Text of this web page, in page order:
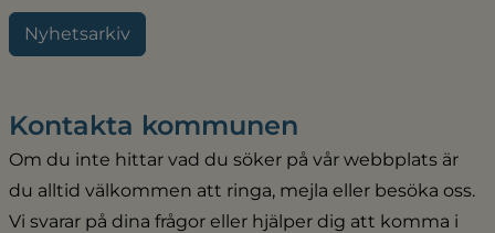
Nyhetsarkiv
Kontakta kommunen
Om du inte hittar vad du söker på vår webbplats är
du alltid välkommen att ringa, mejla eller besöka oss.
Vi svarar på dina frågor eller hjälper dig att komma i